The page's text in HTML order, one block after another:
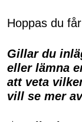
Hoppas du
Gillar du
eller lämna
att veta
vill se mer